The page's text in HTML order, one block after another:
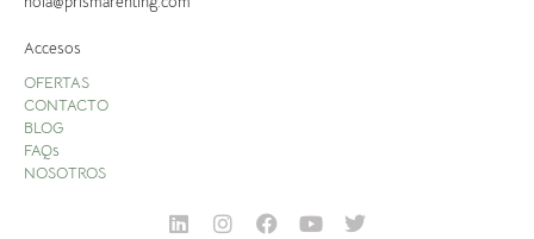
Accesos
OFERTAS
CONTACTO
BLOG
FAQs
NOSOTROS